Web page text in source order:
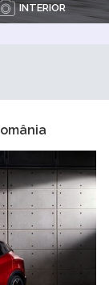
INTERIOR